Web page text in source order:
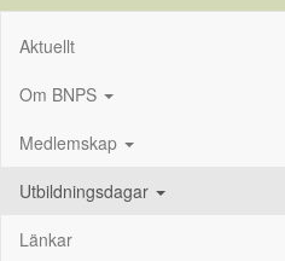
Aktuellt
Om BNPS
Medlemskap
Utbildningsdagar
Länkar